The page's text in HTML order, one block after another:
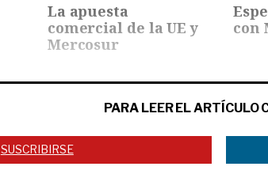
La apuesta
comercial de la UE y
Mercosur
con
PARA LEER EL ARTÍCULO
SUSCRIBIRSE